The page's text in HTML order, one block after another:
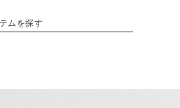
ムを探す